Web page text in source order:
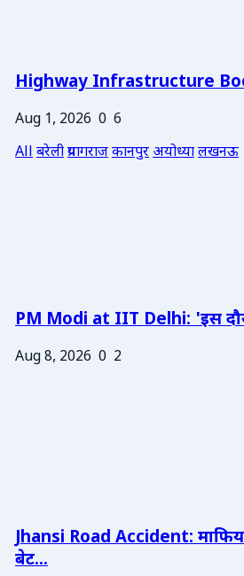
Highway Infrastructure
Aug 1, 2026 0 6
Allबरेलीप्रयागराजकानपुरअयोध्यालखनऊ
PM Modi at IIT Delhi: 'इस
Aug 8, 2026 0 2
Jhansi Road Accident:
बेट...